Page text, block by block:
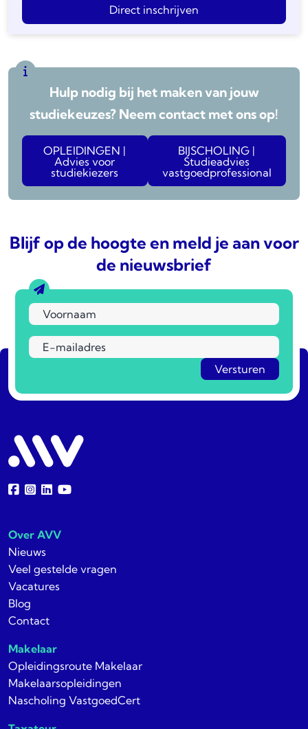
Direct inschrijven
Hulp nodig bij het maken van jouw
studiekeuzes? Neem contact met ons op!
OPLEIDINGEN |
Advies voor
studiekiezers
BIJSCHOLING |
Studieadvies
vastgoedprofessional
Blijf op de hoogte en meld je aan voor
de nieuwsbrief
Over AVV
Nieuws
Veel gestelde vragen
Vacatures
Blog
Contact
Makelaar
Opleidingsroute Makelaar
Makelaarsopleidingen
Nascholing VastgoedCert